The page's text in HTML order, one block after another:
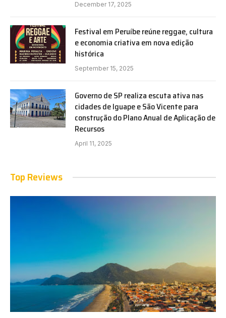
December 17, 2025
Festival em Peruíbe reúne reggae, cultura
e economia criativa em nova edição
histórica
September 15, 2025
Governo de SP realiza escuta ativa nas
cidades de Iguape e São Vicente para
construção do Plano Anual de Aplicação de
Recursos
April 11, 2025
Top Reviews